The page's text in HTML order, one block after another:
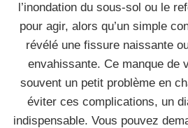
l’inondation du sous-sol ou le
pour agir, alors qu’un simple
révélé une fissure naissante
envahissante. Ce manque de
souvent un petit problème en
éviter ces complications, un
indispensable. Vous pouvez